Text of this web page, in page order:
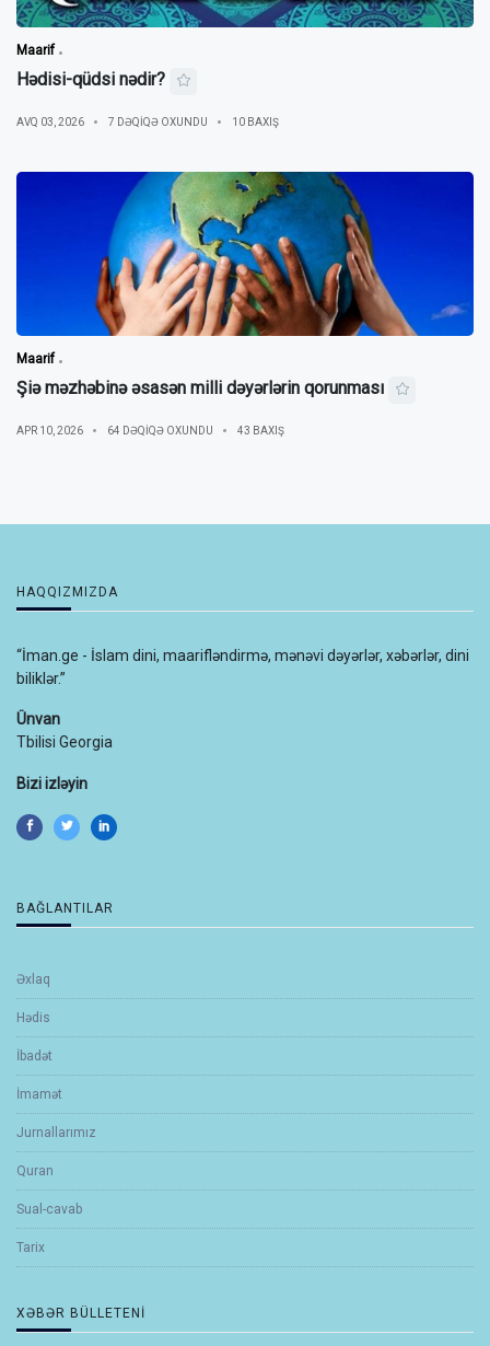
Maarif
Hədisi-qüdsi nədir?
AVQ 03, 2026 7 DƏQIQƏ OXUNDU 10 BAXIŞ
Maarif
Şiə məzhəbinə əsasən milli dəyərlərin qorunması
APR 10, 2026 64 DƏQIQƏ OXUNDU 43 BAXIŞ
HAQQIZMIZDA
“İman.ge - İslam dini, maarifləndirmə, mənəvi dəyərlər, xəbərlər, dini
biliklər.”
Ünvan
Tbilisi Georgia
Bizi izləyin
BAĞLANTILAR
Əxlaq
Hədis
İbadət
İmamət
Jurnallarımız
Quran
Sual-cavab
Tarix
XƏBƏR BÜLLETENI